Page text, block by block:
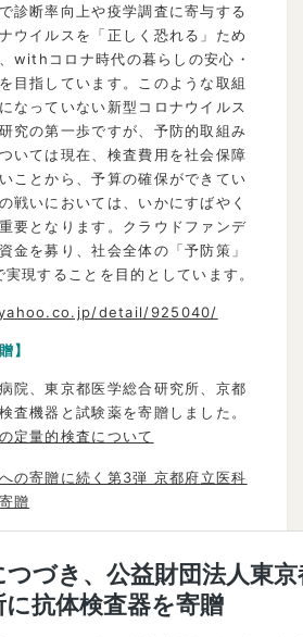
診断率向上や疫学調査に寄与する
ウイルスを「正しく恐れる」ため
withコロナ時代の暮らしの安心・
目指しています。このような取組
なっていない新型コロナウイルス
究の第一歩ですが、予防的取組み
いては現在、検査費用を社会保障
ことから、予算の確保ができてい
戦いにおいては、いかにすばやく
要となります。クラウドファンデ
金を募り、社会全体の「予防策」
現することを目的としています。
detail/925040/
】
院、東京都医学総合研究所、 京都
査機器と試験薬を寄贈しました。
定量的検査について
の寄贈に続く第3弾 京都府立医科
贈